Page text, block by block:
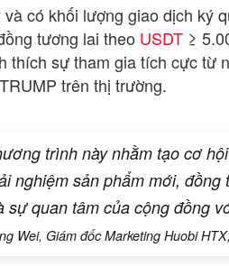
có khối lượng giao dịch ký
tương lai theo USDT ≥
thích sự tham gia tích cực từ
trên thị trường.
trình này nhằm tạo cơ
nghiệm sản phẩm mới, đồng
sự quan tâm của cộng đồng
Wei, Giám đốc Marketing Huobi